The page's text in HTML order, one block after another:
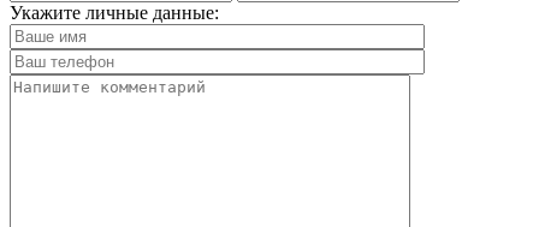
Укажите личные данные: